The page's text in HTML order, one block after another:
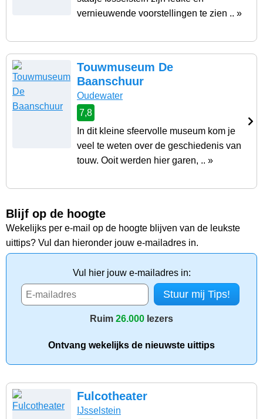
vernieuwende voorstellingen te zien .. »
Touwmuseum De
Baanschuur
Oudewater
7,8
In dit kleine sfeervolle museum kom je
veel te weten over de geschiedenis van
touw. Ooit werden hier garen, .. »
Blijf op de hoogte
Wekelijks per e-mail op de hoogte blijven van de leukste
uittips? Vul dan hieronder jouw e-mailadres in.
Vul hier jouw e-mailadres in:
Ruim 26.000 lezers
Ontvang wekelijks de nieuwste uittips
Fulcotheater
IJsselstein